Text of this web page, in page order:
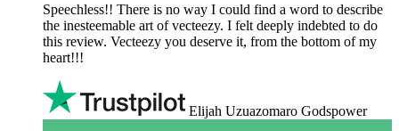
Speechless!! There is no way I could find a word to describe
the inesteemable art of vecteezy. I felt deeply indebted to do
this review. Vecteezy you deserve it, from the bottom of my
heart!!!
Elijah Uzuazomaro Godspower